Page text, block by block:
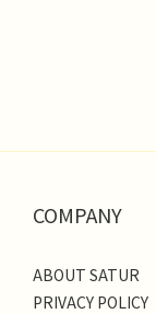
COMPANY
ABOUT SATUR
PRIVACY POLICY